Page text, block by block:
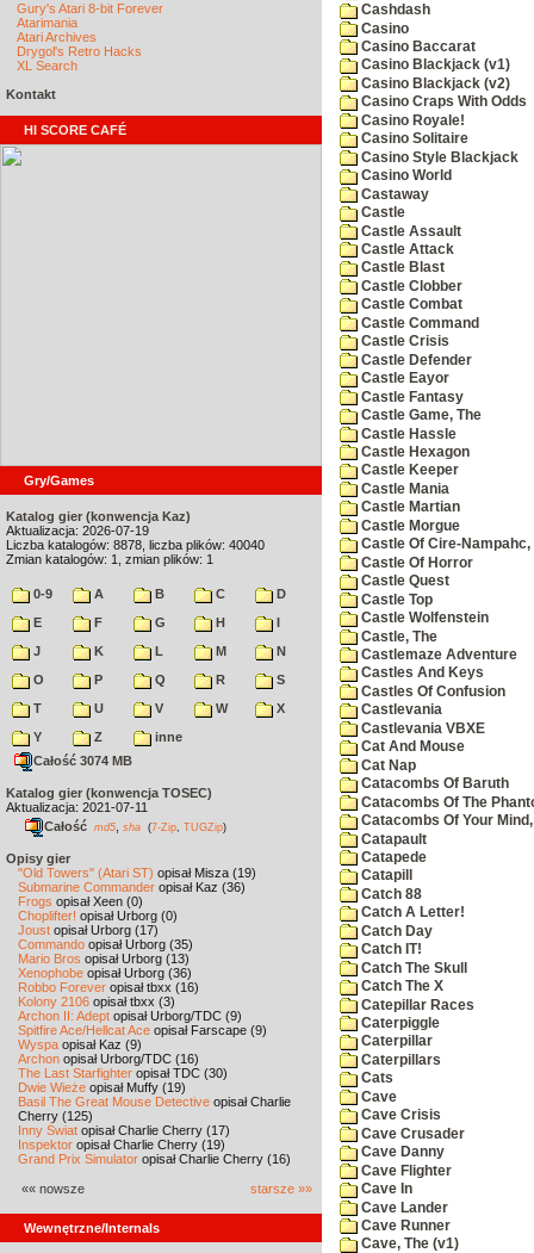
Gury's Atari 8-bit Forever
Atarimania
Atari Archives
Drygol's Retro Hacks
XL Search
Kontakt
HI SCORE CAFÉ
Gry/Games
Katalog gier (konwencja Kaz)
Aktualizacja: 2026-07-19
Liczba katalogów: 8878, liczba plików: 40040
Zmian katalogów: 1, zmian plików: 1
0-9 A B C
D
E
F G H
I
J
K L M
N
O
P Q R
S
T
U V W
X
Y
Z
inne
Całość 3074 MB
Katalog gier (konwencja TOSEC)
Aktualizacja: 2021-07-11
Całość md5 sha (7-Zip TUGZip)
Opisy gier
"Old Towers" (Atari ST) opisał Misza (19)
Submarine Commander opisał Kaz (36)
Frogs opisał Xeen (0)
Choplifter! opisał Urborg (0)
Joust opisał Urborg (17)
Commando opisał Urborg (35)
Mario Bros opisał Urborg (13)
Xenophobe opisał Urborg (36)
Robbo Forever opisał tbxx (16)
Kolony 2106 opisał tbxx (3)
Archon II: Adept opisał Urborg/TDC (9)
Spitfire Ace/Hellcat Ace opisał Farscape (9)
Wyspa opisał Kaz (9)
Archon opisał Urborg/TDC (16)
The Last Starfighter opisał TDC (30)
Dwie Wieże opisał Muffy (19)
Basil The Great Mouse Detective opisał Charlie
Cherry (125)
Inny Świat opisał Charlie Cherry (17)
Inspektor opisał Charlie Cherry (19)
Grand Prix Simulator opisał Charlie Cherry (16)
«« nowsze starsze »»
Wewnętrzne/Internals
Cashdash
Casino
Casino Baccarat
Casino Blackjack (v1)
Casino Blackjack (v2)
Casino Craps With Odds
Casino Royale!
Casino Solitaire
Casino Style Blackjack
Casino World
Castaway
Castle
Castle Assault
Castle Attack
Castle Blast
Castle Clobber
Castle Combat
Castle Command
Castle Crisis
Castle Defender
Castle Eayor
Castle Fantasy
Castle Game, The
Castle Hassle
Castle Hexagon
Castle Keeper
Castle Mania
Castle Martian
Castle Morgue
Castle Of Cire-Nampahc,
Castle Of Horror
Castle Quest
Castle Top
Castle Wolfenstein
Castle, The
Castlemaze Adventure
Castles And Keys
Castles Of Confusion
Castlevania
Castlevania VBXE
Cat And Mouse
Cat Nap
Catacombs Of Baruth
Catacombs Of The
Catacombs Of Your
Catapault
Catapede
Catapill
Catch 88
Catch A Letter!
Catch Day
Catch IT!
Catch The Skull
Catch The X
Catepillar Races
Caterpiggle
Caterpillar
Caterpillars
Cats
Cave
Cave Crisis
Cave Crusader
Cave Danny
Cave Flighter
Cave In
Cave Lander
Cave Runner
Cave, The (v1)